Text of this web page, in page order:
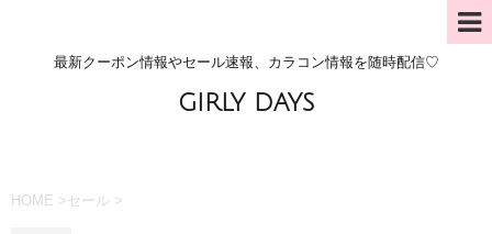
最新クーポン情報やセール速報、カラコン情報を随時配信♡
GIRLY DAYS
HOME >セール >